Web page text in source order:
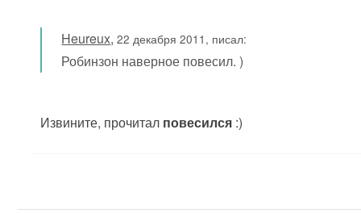
Heureux,22 декабря 2011, писал:
Робинзон наверное повесил. )
Извините, прочитал повесился :)